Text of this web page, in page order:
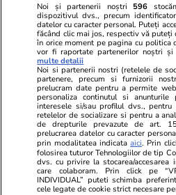
Știri România
Site-ul Casei de Pensii îi
întâmpină pe români cu
fericit”, deși suntem în
Ce spune instituția
Știri România
Noi și partenerii noștri 596
dispozitivul dvs., precum
datelor cu caracter personal. Puteți
făcând clic mai jos, respectiv vă
în orice moment pe pagina cu politica
vor fi raportate partenerilor noștri
multe detalii
Noi si partenerii nostri (retelele de
partenere, precum si furnizorii
prelucram date pentru a permite
personaliza continutul si
interesele si/sau profilul dvs.,
retelelor de socializare si pentru a
de drepturile prevazute de art.
prelucrarea datelor cu caracter
prin modalitatea indicataaici. Prin
folosirea tuturor Tehnologiilor de tip
dvs. cu privire la stocarea/
care colaboram. Prin click pe
INDIVIDUAL” puteti schimba
cele legate de cookie strict necesare